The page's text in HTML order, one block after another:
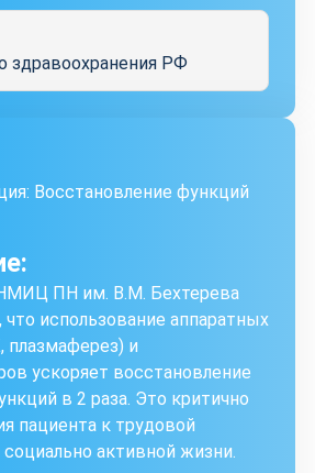
здравоохранения РФ
Восстановление функций
ПН им. В.М. Бехтерева
использование аппаратных
и
ускоряет восстановление
в 2 раза. Это критично
пациента к трудовой
активной жизни.